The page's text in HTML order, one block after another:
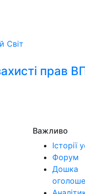
Світ
Важливо
Історії
Форум
Дошка